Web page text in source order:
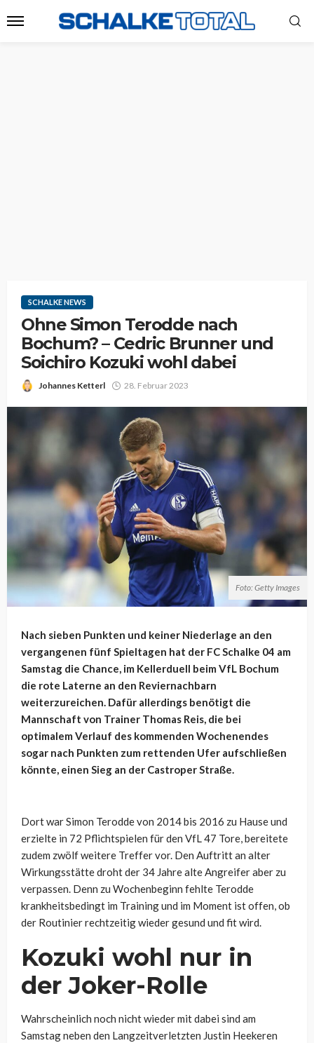
SCHALKE NEWS
Ohne Simon Terodde nach
Bochum? – Cedric Brunner und
Soichiro Kozuki wohl dabei
Johannes Ketterl 28. Februar 2023
Foto: Getty Images
Nach sieben Punkten und keiner Niederlage an den
vergangenen fünf Spieltagen hat der FC Schalke 04 am
Samstag die Chance, im Kellerduell beim VfL Bochum
die rote Laterne an den Reviernachbarn
weiterzureichen. Dafür allerdings benötigt die
Mannschaft von Trainer Thomas Reis, die bei
optimalem Verlauf des kommenden Wochenendes
sogar nach Punkten zum rettenden Ufer aufschließen
könnte, einen Sieg an der Castroper Straße.
Dort war Simon Terodde von 2014 bis 2016 zu Hause und
erzielte in 72 Pflichtspielen für den VfL 47 Tore, bereitete
zudem zwölf weitere Treffer vor. Den Auftritt an alter
Wirkungsstätte droht der 34 Jahre alte Angreifer aber zu
verpassen. Denn zu Wochenbeginn fehlte Terodde
krankheitsbedingt im Training und im Moment ist offen, ob
der Routinier rechtzeitig wieder gesund und fit wird.
Kozuki wohl nur in
der Joker-Rolle
Wahrscheinlich noch nicht wieder mit dabei sind am
Samstag neben den Langzeitverletzten Justin Heekeren